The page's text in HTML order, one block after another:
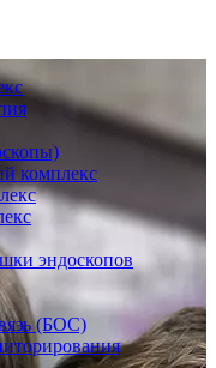
комплекс
эндоскопов
(БОС)